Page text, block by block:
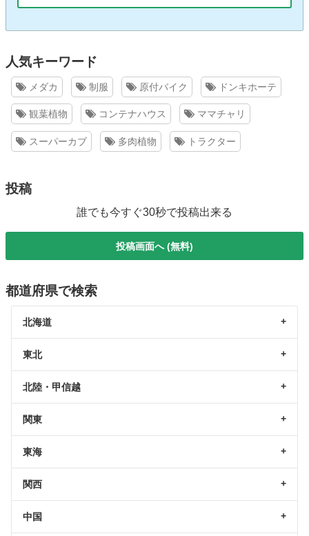
人気キーワード
メダカ 制服 原付バイク ドンキホーテ
観葉植物 コンテナハウス ママチャリ
スーパーカブ 多肉植物 トラクター
投稿
誰でも今すぐ30秒で投稿出来る
投稿画面へ (無料)
都道府県で検索
北海道
東北
北陸・甲信越
関東
東海
関西
中国